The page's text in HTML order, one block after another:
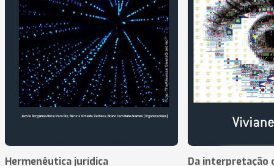
Hermenêutica jurídica
Da interpretação